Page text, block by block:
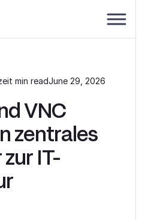
min readJune 29, 2026
VNC
zentrales
IT-